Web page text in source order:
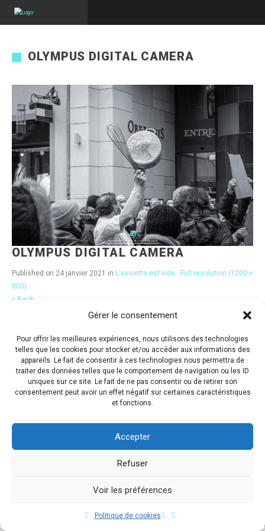
Gérer le consentement
Pour offrir les meilleures expériences, nous utilisons des technologies
telles que les cookies pour stocker et/ou accéder aux informations des
appareils. Le fait de consentir à ces technologies nous permettra de
traiter des données telles que le comportement de navigation ou les ID
uniques sur ce site. Le fait de ne pas consentir ou de retirer son
consentement peut avoir un effet négatif sur certaines caractéristiques
et fonctions.
Accepter
Refuser
Voir les préférences
Politique de cookies
OLYMPUS DIGITAL CAMERA
OLYMPUS DIGITAL CAMERA
Published on 24 janvier 2021 in L’assiette est vide… Full resolution (1200 ×
800)
« Back
Copyright © 2017 Flavio Da Costa. All Rights Reserved.